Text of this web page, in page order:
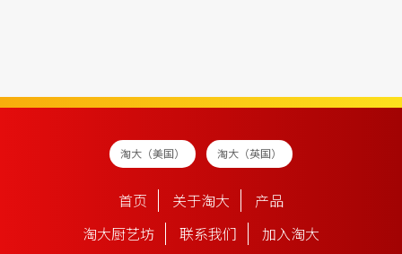
淘大（美国） 淘大（英国）
首页 关于淘大 产品
淘大厨艺坊 联系我们 加入淘大